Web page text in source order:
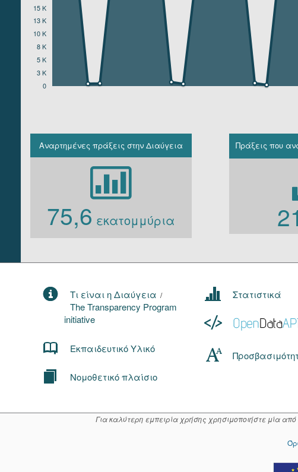
0
3 K
5 K
8 K
10 K
13 K
15 K
Αναρτημένες πράξεις στην Διαύγεια
75,6 εκατομμύρια
Πράξεις που
Τι είναι η Διαύγεια /
The Transparency Program
initiative
Εκπαιδευτικό Υλικό
Νομοθετικό πλαίσιο
Στατιστικά
Για καλύτερη εμπειρία χρήσης χρησιμοποιήστε μία από